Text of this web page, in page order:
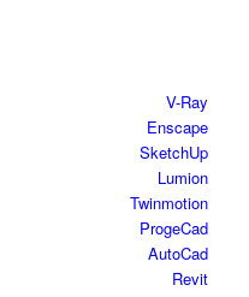
V-Ray
Enscape
SketchUp
Lumion
Twinmotion
ProgeCad
AutoCad
Revit